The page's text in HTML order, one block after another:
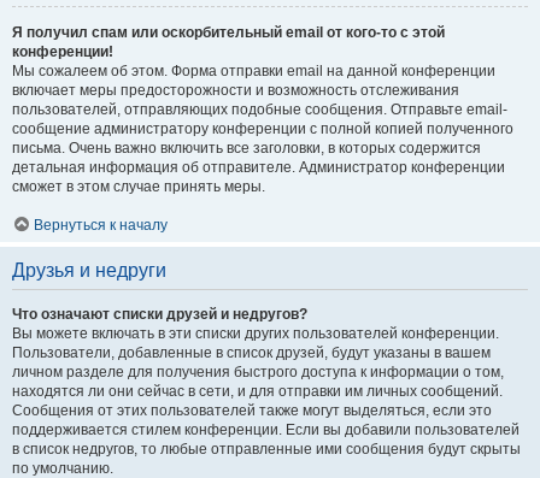
Я получил спам или оскорбительный email от кого-то с этой
конференции!
Мы сожалеем об этом. Форма отправки email на данной конференции
включает меры предосторожности и возможность отслеживания
пользователей, отправляющих подобные сообщения. Отправьте email-
сообщение администратору конференции с полной копией полученного
письма. Очень важно включить все заголовки, в которых содержится
детальная информация об отправителе. Администратор конференции
сможет в этом случае принять меры.
Вернуться к началу
Друзья и недруги
Что означают списки друзей и недругов?
Вы можете включать в эти списки других пользователей конференции.
Пользователи, добавленные в список друзей, будут указаны в вашем
личном разделе для получения быстрого доступа к информации о том,
находятся ли они сейчас в сети, и для отправки им личных сообщений.
Сообщения от этих пользователей также могут выделяться, если это
поддерживается стилем конференции. Если вы добавили пользователей
в список недругов, то любые отправленные ими сообщения будут скрыты
по умолчанию.